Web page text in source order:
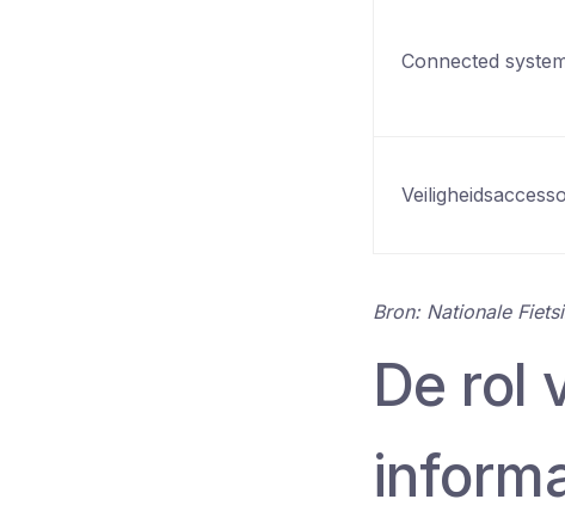
Connected
Bron: Nationale
De rol